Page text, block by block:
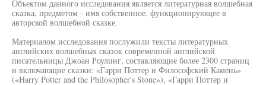
Объектом данного исследования является литературная волшебная
сказка, предметом - имя собственное, функционирующее в
авторской волшебной сказке.
Материалом исследования послужили тексты литературных
английских волшебных сказок современной английской
писательницы Джоан Роулинг, составляющие более 2300 страниц
и включающие сказки: «Гарри Поттер и Философский Камень»
(«Harry Potter and the Philosopher's Stone»), «Гарри Поттер и